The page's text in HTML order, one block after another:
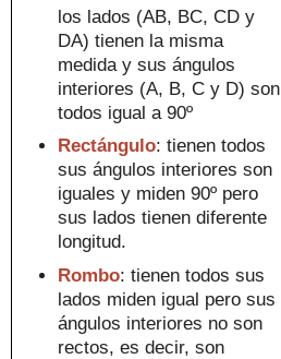
los lados (AB, BC, CD y
DA) tienen la misma
medida y susángulos
interiores (A, B, C y D) son
todos igual a 90º
Rectángulo: tienentodos
sus ángulos interiores son
iguales y miden 90º pero
sus ladostienen diferente
longitud.
Rombo: tienentodos sus
lados miden igual pero sus
ángulos interiores no son
rectos, es decir, son